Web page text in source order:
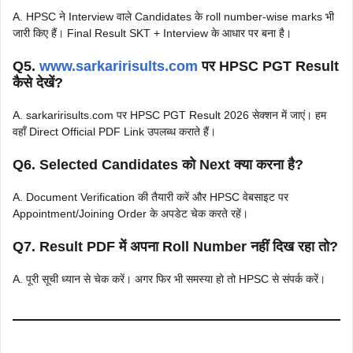
A. HPSC ने Interview वाले Candidates के roll number-wise marks भी
जारी किए हैं। Final Result SKT + Interview के आधार पर बना है।
Q5. www.sarkaririsults.com पर HPSC PGT Result
कैसे देखें?
A. sarkaririsults.com पर HPSC PGT Result 2026 सेक्शन में जाएं। हम
वहाँ Direct Official PDF Link उपलब्ध कराते हैं।
Q6. Selected Candidates को Next क्या करना है?
A. Document Verification की तैयारी करें और HPSC वेबसाइट पर
Appointment/Joining Order के अपडेट चेक करते रहें।
Q7. Result PDF में अपना Roll Number नहीं दिख रहा तो?
A. पूरी सूची ध्यान से चेक करें। अगर फिर भी समस्या हो तो HPSC से संपर्क करें।